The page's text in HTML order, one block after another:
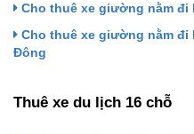
Cho thuê xe giường nằm đi
Cho thuê xe giường nằm
Đông
Thuê xe du lịch 16 chỗ